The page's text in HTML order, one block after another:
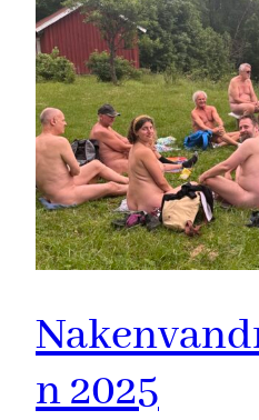
n 2025